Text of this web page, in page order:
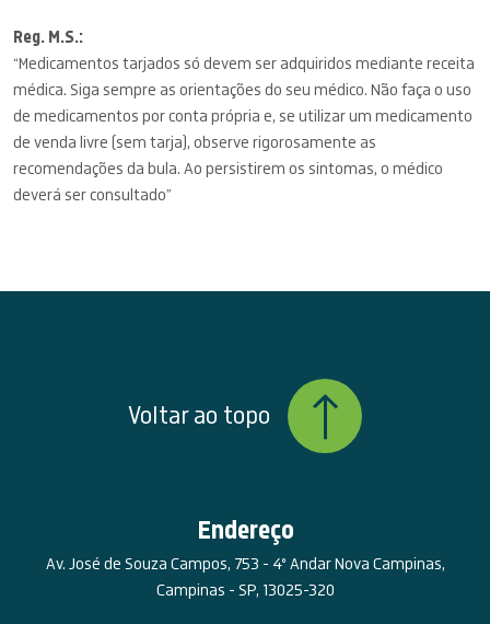
Reg. M.S.:
“Medicamentos tarjados só devem ser adquiridos mediante receita
médica. Siga sempre as orientações do seu médico. Não faça o uso
de medicamentos por conta própria e, se utilizar um medicamento
de venda livre (sem tarja), observe rigorosamente as
recomendações da bula. Ao persistirem os sintomas, o médico
deverá ser consultado”
Endereço
Av. José de Souza Campos, 753 - 4º Andar Nova Campinas,
Campinas - SP, 13025-320
Voltar ao topo